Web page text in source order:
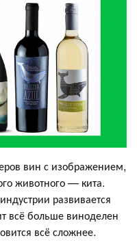
вин с изображением,
животного — кита.
развивается
всё больше виноделен
всё сложнее.